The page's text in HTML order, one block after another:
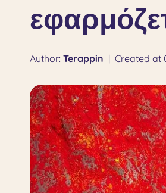
Author: Terappin | Created at